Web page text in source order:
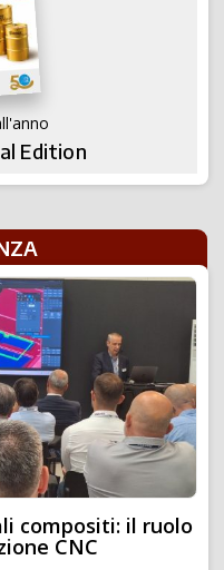
Edition
compositi: il ruolo
CNC